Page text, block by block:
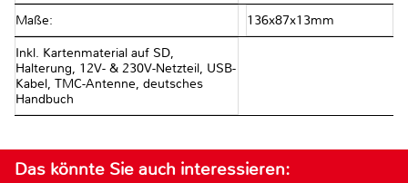
Maße: 136x87x13mm
Inkl. Kartenmaterial auf SD,
Halterung, 12V- & 230V-Netzteil, USB-
Kabel, TMC-Antenne, deutsches
Handbuch
Das könnte Sie auch interessieren: